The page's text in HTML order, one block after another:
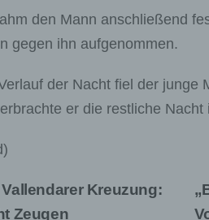
den Mann anschließend
gegen ihn aufgenommen.
der Nacht fiel der junge
er die restliche
Kreuzung:
Zeugen